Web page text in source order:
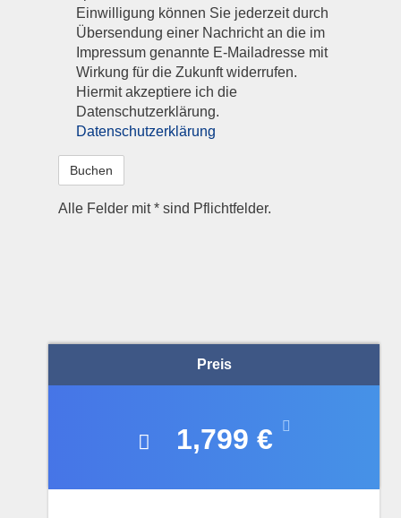
Preis
1,799 €
Einwilligung können Sie jederzeit durch
Übersendung einer Nachricht an die im
Impressum genannte E-Mailadresse mit
Wirkung für die Zukunft widerrufen.
Hiermit akzeptiere ich die
Datenschutzerklärung.
Datenschutzerklärung
Alle Felder mit * sind Pflichtfelder.
n
t